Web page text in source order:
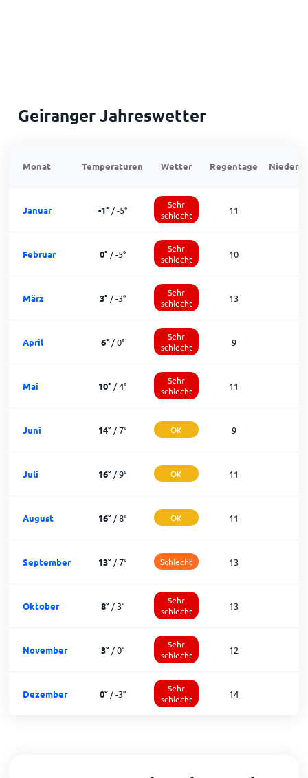
Geiranger Jahreswetter
Monat Temperaturen Wetter Regentage
Januar -1°/-5°
Sehr
schlecht
11
Februar 0°/-5°
Sehr
schlecht
10
März 3°/-3°
Sehr
schlecht
13
April 6°/0°
Sehr
schlecht
9
Mai 10° /4°
Sehr
schlecht
11
Juni 14° /7° OK 9
Juli 16° /9° OK 11
August 16° /8° OK 11
September 13° /7° Schlecht 13
Oktober 8°/3°
Sehr
schlecht
13
November 3°/0°
Sehr
schlecht
12
Dezember 0°/-3°
Sehr
schlecht
14